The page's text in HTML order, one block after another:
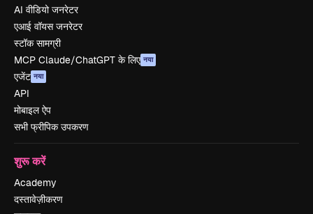
AI वीडियो जनरेटर
एआई वॉयस जनरेटर
स्टॉक सामग्री
MCP Claude/ChatGPT के लिए नया
एजेंट नया
API
मोबाइल ऐप
सभी फ्रीपिक उपकरण
शुरू करें
Academy
दस्तावेज़ीकरण